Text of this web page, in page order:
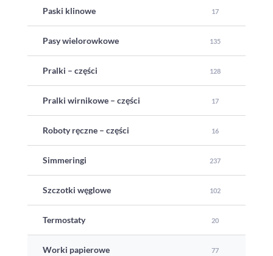
Paski klinowe 17
Pasy wielorowkowe 135
Pralki – części 128
Pralki wirnikowe – części 17
Roboty ręczne – części 16
Simmeringi 237
Szczotki węglowe 102
Termostaty 20
Worki papierowe 77